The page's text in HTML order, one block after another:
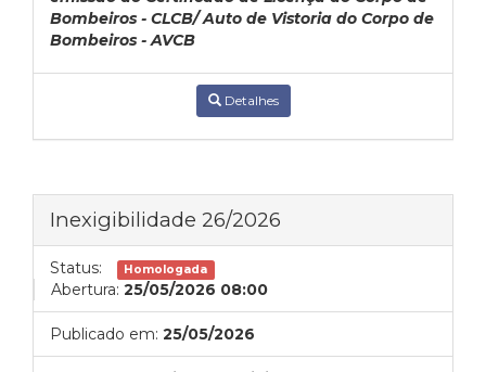
Bombeiros - CLCB/ Auto de Vistoria do Corpo de
Bombeiros - AVCB
Detalhes
Inexigibilidade 26/2026
Status: Homologada
Abertura: 25/05/2026 08:00
Publicado em: 25/05/2026